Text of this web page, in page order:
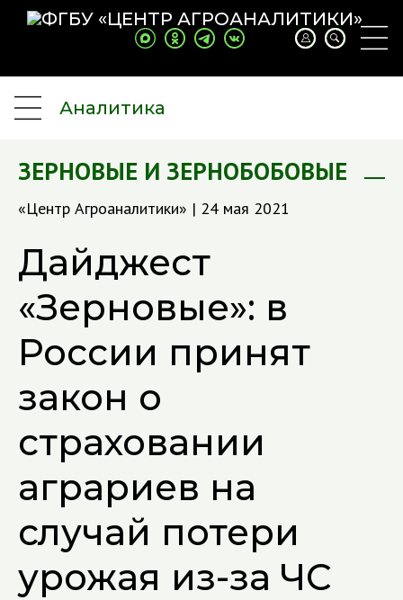
Аналитика
ЗЕРНОВЫЕ И ЗЕРНОБОБОВЫЕ
«Центр Агроаналитики» | 24 мая 2021
Дайджест
«Зерновые»: в
России принят
закон о
страховании
аграриев на
случай потери
урожая из-за ЧС